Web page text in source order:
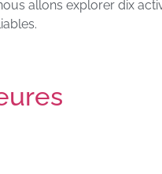
allons explorer dix